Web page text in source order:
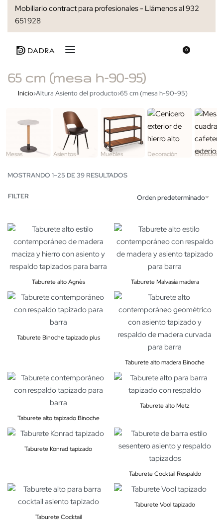
Mobiliario contract para profesionales - Llámenos al 932
651 928
0
65 cm (mesa h-90-95)
Inicio›Altura Asiento del producto›65 cm (mesa h-90-95)
Mesas Asientos Muebles Decoración Outdoor
MOSTRANDO 1–25 DE 39 RESULTADOS
Orden predeterminado
FILTER
Taburete alto Agnès Taburete Malvasía madera
Taburete Binoche tapizado plus
Taburete alto madera Binoche
Taburete alto tapizado Binoche
Taburete alto Metz
Taburete Konrad tapizado
Taburete Cocktail Respaldo
Taburete Cocktail
Taburete Vool tapizado